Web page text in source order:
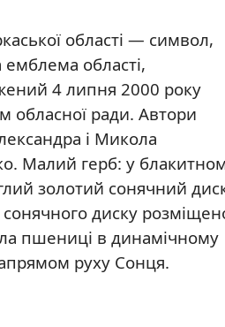
області — символ,
емблема області,
4 липня 2000 року
обласної ради. Автори
і Микола
Малий герб: у
золотий сонячний
диску
пшениці в динамічному
руху Сонця.